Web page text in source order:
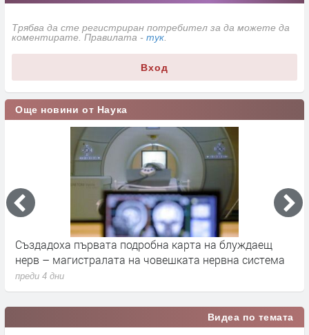
Трябва да сте регистриран потребител за да можете да
коментирате. Правилата - тук
Вход
Още новини от Наука
Създадоха първата подробна карта на блуждаещ
нерв – магистралата на човешката нервна система
преди 4 дни
Видеа по темата